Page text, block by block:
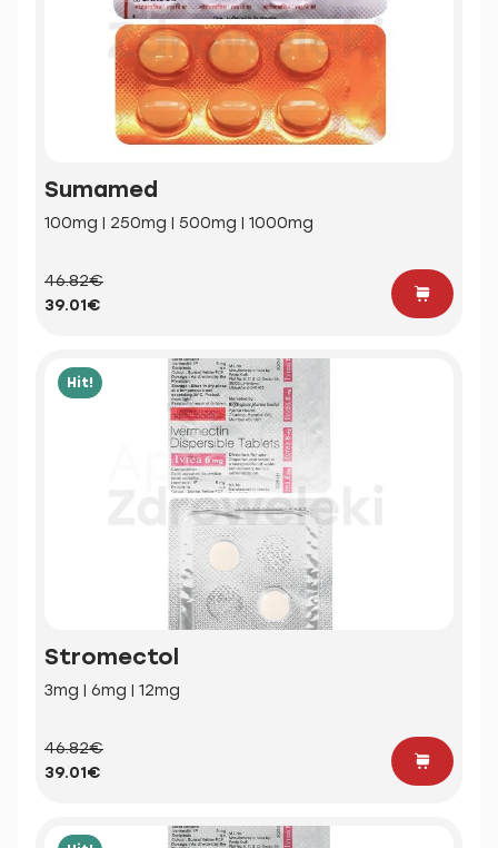
Sumamed
100mg | 250mg | 500mg | 1000mg
46.82€
39.01€
Hit!
Stromectol
3mg | 6mg | 12mg
46.82€
39.01€